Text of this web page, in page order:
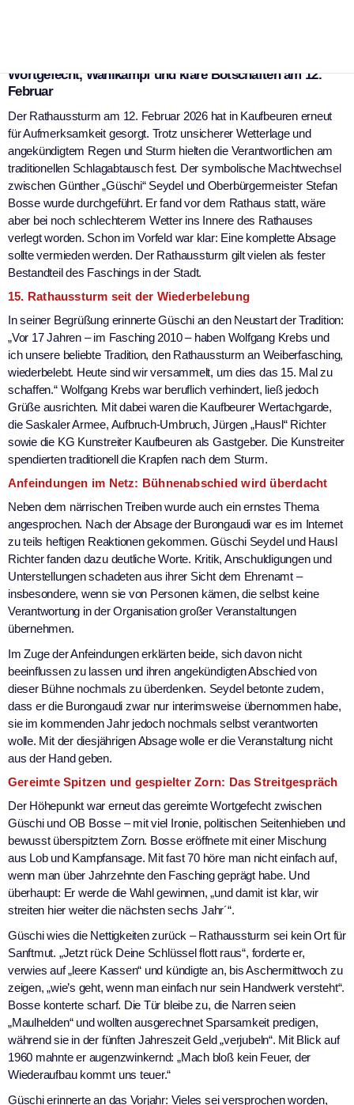
Wortgefecht, Wahlkampf und klare Botschaften am 12.
Februar
Der Rathaussturm am 12. Februar 2026 hat in Kaufbeuren erneut
für Aufmerksamkeit gesorgt. Trotz unsicherer Wetterlage und
angekündigtem Regen und Sturm hielten die Verantwortlichen am
traditionellen Schlagabtausch fest. Der symbolische Machtwechsel
zwischen Günther „Güschi“ Seydel und Oberbürgermeister Stefan
Bosse wurde durchgeführt. Er fand vor dem Rathaus statt, wäre
aber bei noch schlechterem Wetter ins Innere des Rathauses
verlegt worden. Schon im Vorfeld war klar: Eine komplette Absage
sollte vermieden werden. Der Rathaussturm gilt vielen als fester
Bestandteil des Faschings in der Stadt.
15. Rathaussturm seit der Wiederbelebung
In seiner Begrüßung erinnerte Güschi an den Neustart der Tradition:
„Vor 17 Jahren – im Fasching 2010 – haben Wolfgang Krebs und
ich unsere beliebte Tradition, den Rathaussturm an Weiberfasching,
wiederbelebt. Heute sind wir versammelt, um dies das 15. Mal zu
schaffen.“ Wolfgang Krebs war beruflich verhindert, ließ jedoch
Grüße ausrichten. Mit dabei waren die Kaufbeurer Wertachgarde,
die Saskaler Armee, Aufbruch-Umbruch, Jürgen „Hausl“ Richter
sowie die KG Kunstreiter Kaufbeuren als Gastgeber. Die Kunstreiter
spendierten traditionell die Krapfen nach dem Sturm.
Anfeindungen im Netz: Bühnenabschied wird überdacht
Neben dem närrischen Treiben wurde auch ein ernstes Thema
angesprochen. Nach der Absage der Burongaudi war es im Internet
zu teils heftigen Reaktionen gekommen. Güschi Seydel und Hausl
Richter fanden dazu deutliche Worte. Kritik, Anschuldigungen und
Unterstellungen schadeten aus ihrer Sicht dem Ehrenamt –
insbesondere, wenn sie von Personen kämen, die selbst keine
Verantwortung in der Organisation großer Veranstaltungen
übernehmen.
Im Zuge der Anfeindungen erklärten beide, sich davon nicht
beeinflussen zu lassen und ihren angekündigten Abschied von
dieser Bühne nochmals zu überdenken. Seydel betonte zudem,
dass er die Burongaudi zwar nur interimsweise übernommen habe,
sie im kommenden Jahr jedoch nochmals selbst verantworten
wolle. Mit der diesjährigen Absage wolle er die Veranstaltung nicht
aus der Hand geben.
Gereimte Spitzen und gespielter Zorn: Das Streitgespräch
Der Höhepunkt war erneut das gereimte Wortgefecht zwischen
Güschi und OB Bosse – mit viel Ironie, politischen Seitenhieben und
bewusst überspitztem Zorn. Bosse eröffnete mit einer Mischung
aus Lob und Kampfansage. Mit fast 70 höre man nicht einfach auf,
wenn man über Jahrzehnte den Fasching geprägt habe. Und
überhaupt: Er werde die Wahl gewinnen, „und damit ist klar, wir
streiten hier weiter die nächsten sechs Jahr´“.
Güschi wies die Nettigkeiten zurück – Rathaussturm sei kein Ort für
Sanftmut. „Jetzt rück Deine Schlüssel flott raus“, forderte er,
verwies auf „leere Kassen“ und kündigte an, bis Aschermittwoch zu
zeigen, „wie’s geht, wenn man einfach nur sein Handwerk versteht“.
Bosse konterte scharf. Die Tür bleibe zu, die Narren seien
„Maulhelden“ und wollten ausgerechnet Sparsamkeit predigen,
während sie in der fünften Jahreszeit Geld „verjubeln“. Mit Blick auf
1960 mahnte er augenzwinkernd: „Mach bloß kein Feuer, der
Wiederaufbau kommt uns teuer.“
Güschi erinnerte an das Vorjahr: Vieles sei versprochen worden,